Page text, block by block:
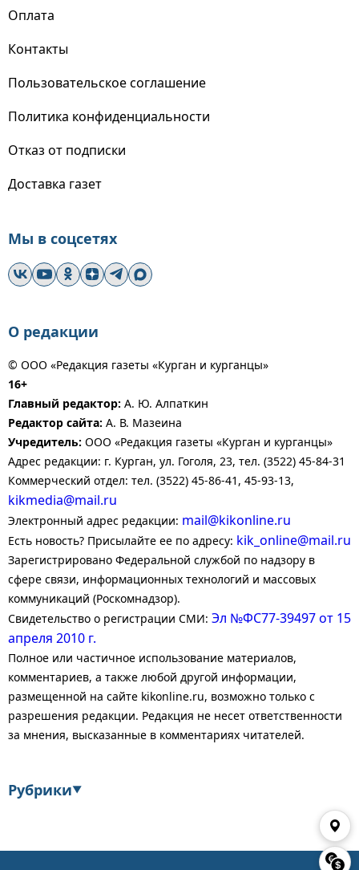
Оплата
Контакты
Пользовательское соглашение
Политика конфиденциальности
Отказ от подписки
Доставка газет
Мы в соцсетях
О редакции
© ООО «Редакция газеты «Курган и курганцы»
16+
Главный редактор: А. Ю. Алпаткин
Редактор сайта: А. В. Мазеина
Учредитель: ООО «Редакция газеты «Курган и курганцы»
Адрес редакции: г. Курган, ул. Гоголя, 23, тел. (3522) 45-84-31
Коммерческий отдел: тел. (3522) 45-86-41, 45-93-13,
kikmedia@mail.ru
Электронный адрес редакции: mail@kikonline.ru
Есть новость? Присылайте ее по адресу: kik_online@mail.ru
Зарегистрировано Федеральной службой по надзору в
сфере связи, информационных технологий и массовых
коммуникаций (Роскомнадзор).
Свидетельство о регистрации СМИ: Эл №ФС77-39497 от 15
апреля 2010 г.
Полное или частичное использование материалов,
комментариев, а также любой другой информации,
размещенной на сайте kikonline.ru, возможно только с
разрешения редакции. Редакция не несет ответственности
за мнения, высказанные в комментариях читателей.
Рубрики▼
Энергетика
Транспорт